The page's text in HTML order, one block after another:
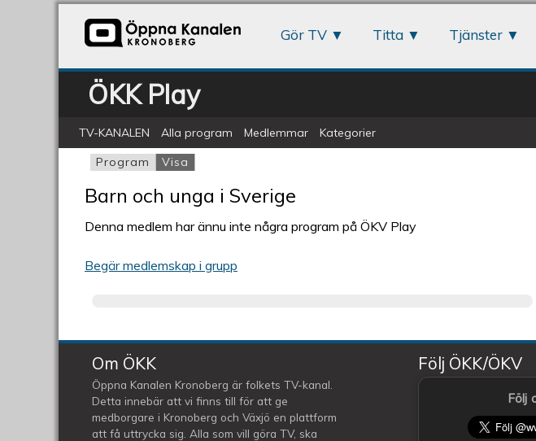
Gör TV Titta Tjänster
ÖKK Play
TV-KANALEN Alla program Medlemmar Kategorier
Primära flikar
Program Visa
Barn och unga i Sverige
Denna medlem har ännu inte några program på ÖKV Play
Begär medlemskap i grupp
Om ÖKK
Öppna Kanalen Kronoberg är folkets TV-kanal.
Detta innebär att vi finns till för att ge
medborgare i Kronoberg och Växjö en plattform
att få uttrycka sig. Alla som vill göra TV, ska
Följ ÖKK/ÖKV
Följ